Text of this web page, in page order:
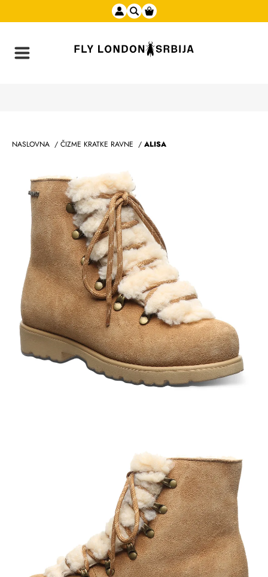
NASLOVNA / ČIZME KRATKE RAVNE / ALISA